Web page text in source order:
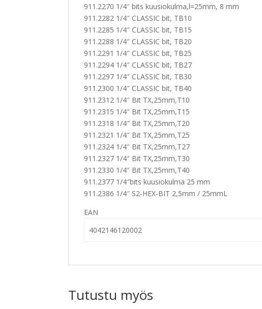
911.2270 1/4″ bits kuusiokulma,l=25mm, 8 mm
911.2282 1/4″ CLASSIC bit, TB10
911.2285 1/4″ CLASSIC bit, TB15
911.2288 1/4″ CLASSIC bit, TB20
911.2291 1/4″ CLASSIC bit, TB25
911.2294 1/4″ CLASSIC bit, TB27
911.2297 1/4″ CLASSIC bit, TB30
911.2300 1/4″ CLASSIC bit, TB40
911.2312 1/4″ Bit TX,25mm,T10
911.2315 1/4″ Bit TX,25mm,T15
911.2318 1/4″ Bit TX,25mm,T20
911.2321 1/4″ Bit TX,25mm,T25
911.2324 1/4″ Bit TX,25mm,T27
911.2327 1/4″ Bit TX,25mm,T30
911.2330 1/4″ Bit TX,25mm,T40
911.2377 1/4″bits kuusiokulma 25 mm
911.2386 1/4″ S2-HEX-BIT 2,5mm / 25mmL
EAN
4042146120002
Tutustu myös